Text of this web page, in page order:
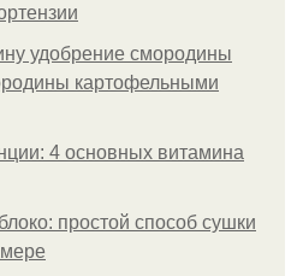
удобрение смородины
картофельными
4 основных витамина
простой способ сушки